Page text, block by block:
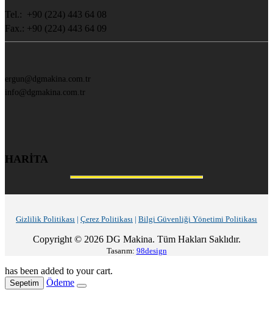
Tel.: +90 (224) 443 64 08
Fax.: +90 (224) 443 64 09
ergun@dgmakina.com.tr
info@dgmakina.com.tr
HARİTA
Gizlilik Politikası | Çerez Politikası | Bilgi Güvenliği Yönetimi Politikası
Copyright © 2026 DG Makina. Tüm Hakları Saklıdır.
Tasarım: 98design
has been added to your cart.
Sepetim Ödeme